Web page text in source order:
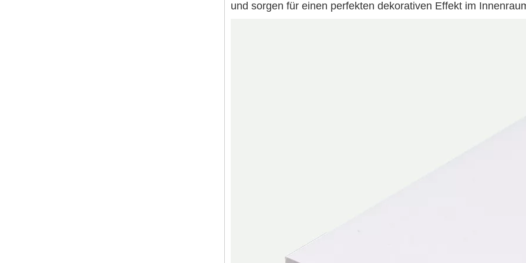
und sorgen für einen perfekten dekorativen Effekt im